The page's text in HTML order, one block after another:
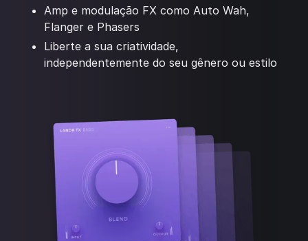
Amp e modulação FX como Auto Wah,
Flanger e Phasers
Liberte a sua criatividade,
independentemente do seu gênero ou estilo